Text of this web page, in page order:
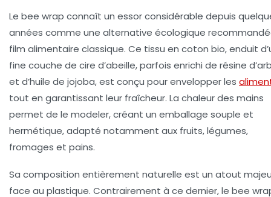
Le bee wrap connaît un essor considérable depuis
années comme une alternative écologique
film alimentaire classique. Ce tissu en coton bio, enduit
fine couche de cire d’abeille, parfois enrichi de résine
et d’huile de jojoba, est conçu pour envelopper les
tout en garantissant leur fraîcheur. La chaleur des mains
permet de le modeler, créant un emballage souple et
hermétique, adapté notamment aux fruits, légumes,
fromages et pains.
Sa composition entièrement naturelle est un atout
face au plastique. Contrairement à ce dernier, le bee